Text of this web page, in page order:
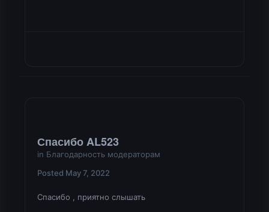
Спасибо AL523
in Благодарность модераторам
Posted May 7, 2022
Спасибо , приятно слышать